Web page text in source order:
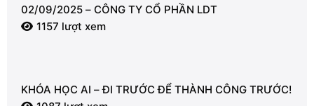
02/09/2025 – CÔNG TY CỔ PHẦN LDT
1157 lượt xem
KHÓA HỌC AI – ĐI TRƯỚC ĐỂ THÀNH CÔNG TRƯỚC!